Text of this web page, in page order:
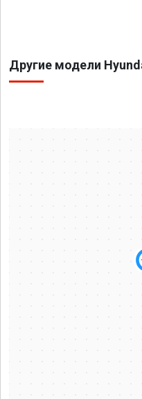
Другие модели